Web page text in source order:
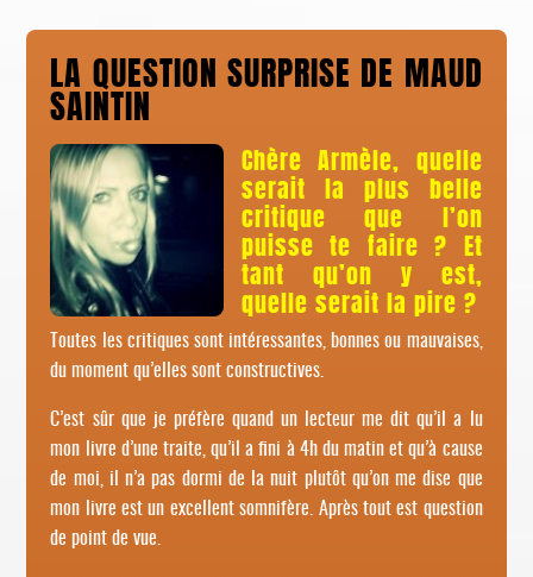
LA QUESTION SURPRISE DE MAUD
SAINTIN
Chère Armèle, quelle
serait la plus belle
critique que l’on
puisse te faire ? Et
tant qu’on y est,
quelle serait la pire ?
Toutes les critiques sont intéressantes, bonnes ou mauvaises,
du moment qu’elles sont constructives.
C’est sûr que je préfère quand un lecteur me dit qu’il a lu
mon livre d’une traite, qu’il a fini à 4h du matin et qu’à cause
de moi, il n’a pas dormi de la nuit plutôt qu’on me dise que
mon livre est un excellent somnifère. Après tout est question
de point de vue.